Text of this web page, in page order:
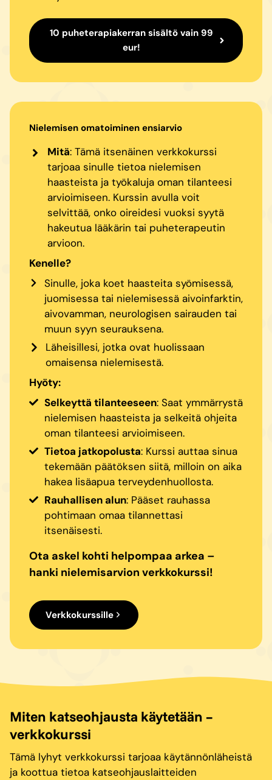
10 puheterapiakerran sisältö vain 99
eur!
Nielemisen omatoiminen ensiarvio
Mitä: Tämä itsenäinen verkkokurssi
tarjoaa sinulle tietoa nielemisen
haasteista ja työkaluja oman tilanteesi
arvioimiseen. Kurssin avulla voit
selvittää, onko oireidesi vuoksi syytä
hakeutua lääkärin tai puheterapeutin
arvioon.
Kenelle?
Sinulle, joka koet haasteita syömisessä,
juomisessa tai nielemisessä aivoinfarktin,
aivovamman, neurologisen sairauden tai
muun syyn seurauksena.
Läheisillesi, jotka ovat huolissaan
omaisensa nielemisestä.
Hyöty:
Selkeyttä tilanteeseen: Saat ymmärrystä
nielemisen haasteista ja selkeitä ohjeita
oman tilanteesi arvioimiseen.
Tietoa jatkopolusta: Kurssi auttaa sinua
tekemään päätöksen siitä, milloin on aika
hakea lisäapua terveydenhuollosta.
Rauhallisen alun: Pääset rauhassa
pohtimaan omaa tilannettasi
itsenäisesti.
Ota askel kohti helpompaa arkea –
hanki nielemisarvion verkkokurssi!
Verkkokurssille
Miten katseohjausta käytetään –
verkkokurssi
Tämä lyhyt verkkokurssi tarjoaa käytännönläheistä
ja koottua tietoa katseohjauslaitteiden